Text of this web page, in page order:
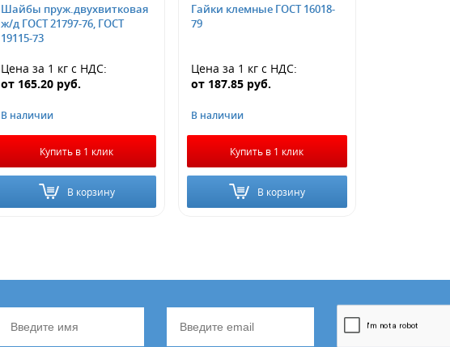
Шайбы пруж.двухвитковая
ж/д ГОСТ 21797-76, ГОСТ
19115-73
Цена за 1 кг с НДС:
от 165.20 руб.
В наличии
Купить в 1 клик
В корзину
Гайки клемные ГОСТ 16018-
79
Цена за 1 кг с НДС:
от 187.85 руб.
В наличии
Купить в 1 клик
В корзину